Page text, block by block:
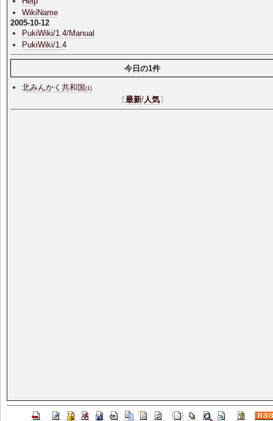
WikiName
2005-10-12
PukiWiki/1.4/Manual
PukiWiki/1.4
今日の1件
北みんかく共和国(1)
〔最新/人気〕